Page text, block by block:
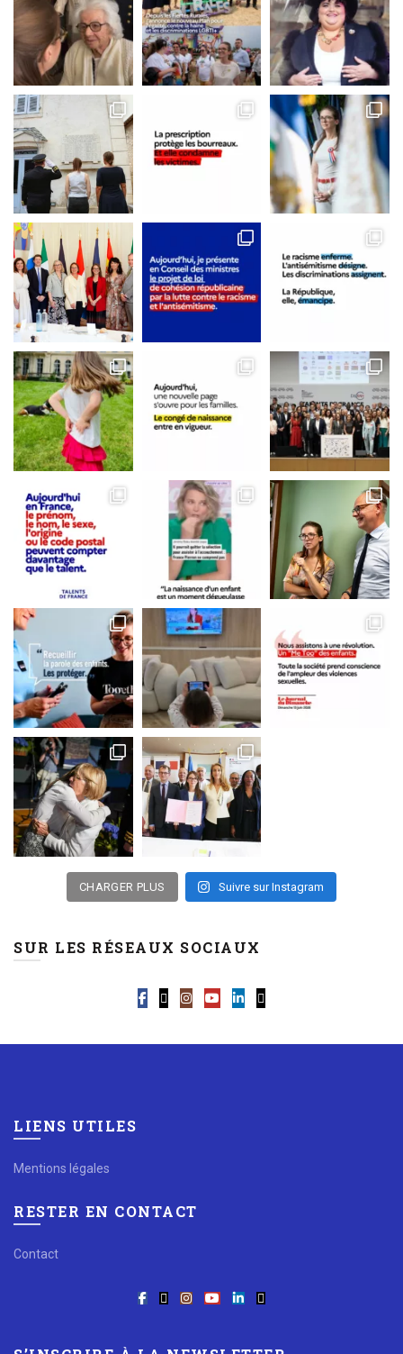
CHARGER PLUS Suivre sur Instagram
SUR LES RÉSEAUX SOCIAUX
LIENS UTILES
Mentions légales
RESTER EN CONTACT
Contact